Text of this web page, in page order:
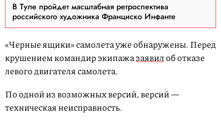
В Туле пройдет масштабная ретроспектива
российского художника Франциско Инфанте
«Черные ящики» самолета уже обнаружены. Перед
крушением командир экипажазаявилоб отказе
левого двигателя самолета.
По одной из возможных версий, версий —
техническая неисправность.